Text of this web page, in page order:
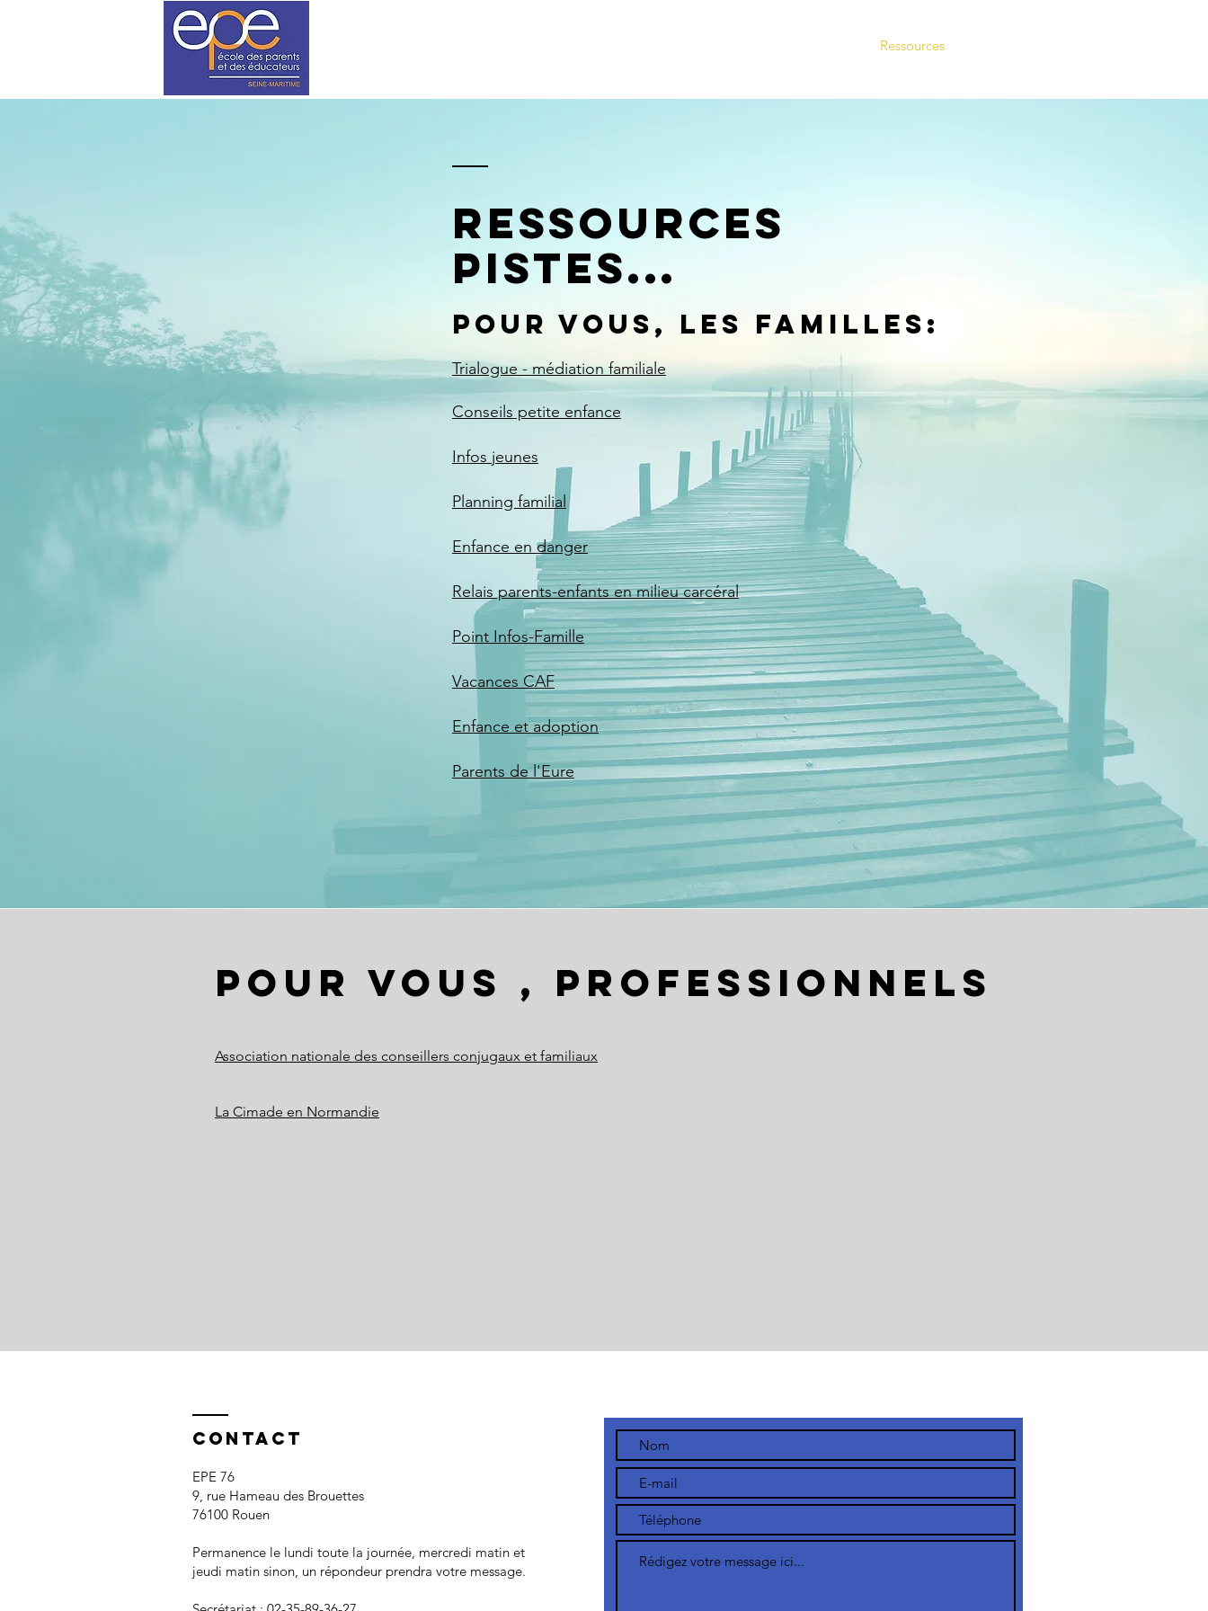
Ressources
ressources
pistes...
Pour vous, les familles:
Trialogue - médiation familiale
Conseils petite enfance
Infos jeunes
Planning familial
Enfance en danger
Relais parents-enfants en milieu carcéral
Point Infos-Famille
Vacances CAF
Enfance et adoption
Parents de l'Eure
pour vous , professionnels
Association nationale des conseillers conjugaux et familiaux
La Cimade en Normandie
Contact
EPE 76
9, rue Hameau des Brouettes
76100 Rouen
Permanence le lundi toute la journée, mercredi matin et
jeudi matin sinon, un répondeur prendra votre message.